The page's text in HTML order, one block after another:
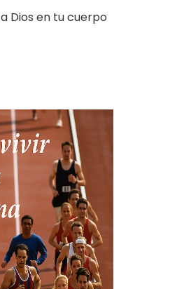
Dios en tu cuerpo